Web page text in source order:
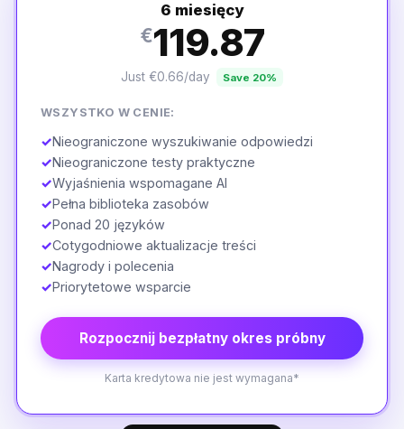
6 miesięcy
€119.87
Just €0.66/day Save 20%
WSZYSTKO W CENIE:
✓Nieograniczone wyszukiwanie odpowiedzi
✓Nieograniczone testy praktyczne
✓Wyjaśnienia wspomagane AI
✓Pełna biblioteka zasobów
✓Ponad 20 języków
✓Cotygodniowe aktualizacje treści
✓Nagrody i polecenia
✓Priorytetowe wsparcie
Rozpocznij bezpłatny okres próbny
Karta kredytowa nie jest wymagana*